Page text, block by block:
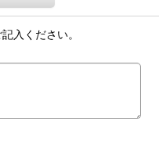
入ください。